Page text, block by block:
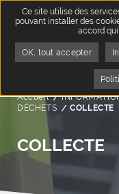
Accueil
DÉCHETS
Page active :
COLLECTE
COLLECTE
Ce site utilise des
pouvant installer des
accord
OK, tout accepter